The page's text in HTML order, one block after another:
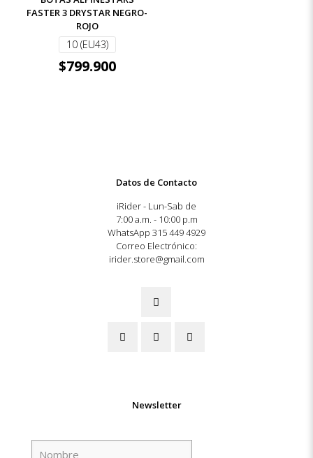
FASTER 3 DRYSTAR NEGRO-
ROJO
10 (EU43)
$799.900
Datos de Contacto
iRider - Lun-Sab de
7:00 a.m. - 10:00 p.m
WhatsApp 315 449 4929
Correo Electrónico:
irider.store@gmail.com
Newsletter